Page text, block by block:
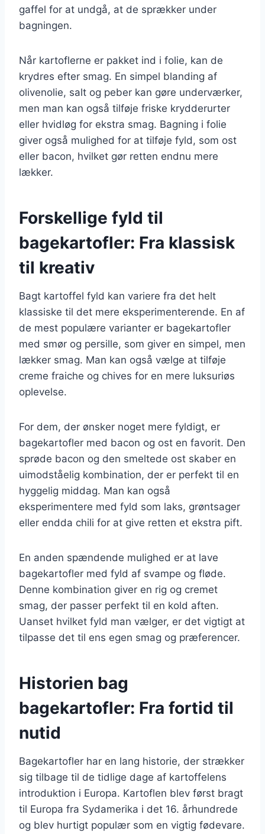
gaffel for at undgå, at de sprækker under
bagningen.
Når kartoflerne er pakket ind i folie, kan de
krydres efter smag. En simpel blanding af
olivenolie, salt og peber kan gøre underværker,
men man kan også tilføje friske krydderurter
eller hvidløg for ekstra smag. Bagning i folie
giver også mulighed for at tilføje fyld, som ost
eller bacon, hvilket gør retten endnu mere
lækker.
Forskellige fyld til
bagekartofler: Fra klassisk
til kreativ
Bagt kartoffel fyld kan variere fra det helt
klassiske til det mere eksperimenterende. En af
de mest populære varianter er bagekartofler
med smør og persille, som giver en simpel, men
lækker smag. Man kan også vælge at tilføje
creme fraiche og chives for en mere luksuriøs
oplevelse.
For dem, der ønsker noget mere fyldigt, er
bagekartofler med bacon og ost en favorit. Den
sprøde bacon og den smeltede ost skaber en
uimodståelig kombination, der er perfekt til en
hyggelig middag. Man kan også
eksperimentere med fyld som laks, grøntsager
eller endda chili for at give retten et ekstra pift.
En anden spændende mulighed er at lave
bagekartofler med fyld af svampe og fløde.
Denne kombination giver en rig og cremet
smag, der passer perfekt til en kold aften.
Uanset hvilket fyld man vælger, er det vigtigt at
tilpasse det til ens egen smag og præferencer.
Historien bag
bagekartofler: Fra fortid til
nutid
Bagekartofler har en lang historie, der strækker
sig tilbage til de tidlige dage af kartoffelens
introduktion i Europa. Kartoflen blev først bragt
til Europa fra Sydamerika i det 16. århundrede
og blev hurtigt populær som en vigtig fødevare.